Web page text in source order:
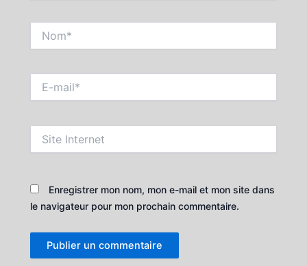
mail*
Internet
Enregistrer mon nom, mon e-mail et mon site dans
le navigateur pour mon prochain commentaire.